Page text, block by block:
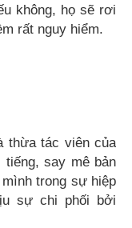
không, họ sẽ rơi
rất nguy hiểm.
thừa tác viên của
say mê bản
trong sự hiệp
sự chi phối bởi